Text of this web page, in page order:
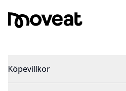
Köpevillkor